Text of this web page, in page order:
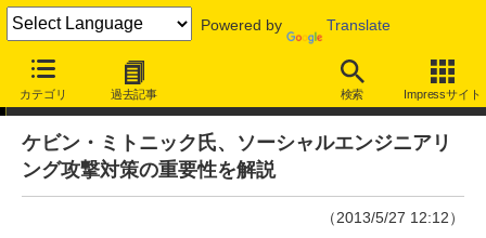
Powered by Translate
カテゴリ 過去記事 検索 Impressサイト
ニュース
ケビン・ミトニック氏、ソーシャルエンジニアリ
ング攻撃対策の重要性を解説
（2013/5/27 12:12）